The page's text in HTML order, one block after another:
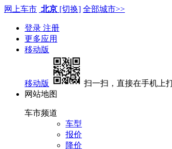
网上车市 北京 [切换] 全部城市>>
登录 注册
更多应用
移动版
移动版
扫一扫，直接在手机上
网站地图
车市频道
车型
报价
降价